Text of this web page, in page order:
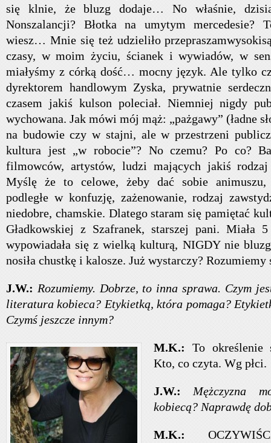
się klnie, że bluzg dodaje… No właśnie,
Nonszalancji? Błotka na umytym mercedesie?
wiesz… Mnie się też udzieliło
czasy, w moim życiu, ścianek i wywiadów, w
miałyśmy z córką dość… mocny język. Ale tylko
dyrektorem handlowym Zyska, prywatnie
czasem jakiś kulson poleciał. Niemniej nigdy
wychowana. Jak mówi mój mąż: „pażgawy” (ładne
na budowie czy w stajni, ale w przestrzeni
kultura jest „w robocie”? No czemu? Po co?
filmowców, artystów, ludzi mających jakiś rodzaj
Myślę że to celowe, żeby dać sobie animuszu,
podległe w konfuzję, zażenowanie, rodzaj
niedobre, chamskie. Dlatego staram się pamiętać
Gładkowskiej z Szafranek, starszej pani. Miała
wypowiadała się z wielką kulturą, NIGDY nie
nosiła chustkę i kalosze. Już wystarczy? Rozumiemy
J.W.: Rozumiemy. Dobrze, to inna sprawa. Czym
literatura kobieca? Etykietką, która pomaga?
Czymś jeszcze innym?
M.K.: To określenie
Kto, co czyta. Wg płci.
J.W.:
Mężczyzna
kobiecą? Naprawdę
M.K.: